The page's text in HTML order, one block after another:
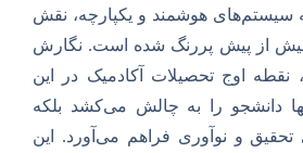
سیستم‌های هوشمند و یکپارچه، نقش
بیش از پیش پررنگ شده است. نگارش
، نقطه اوج تحصیلات آکادمیک در این
دانشجو را به چالش می‌کشد بلکه
و نوآوری فراهم می‌آورد. این